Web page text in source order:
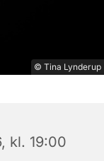
© Tina Lynderup
kl. 19:00